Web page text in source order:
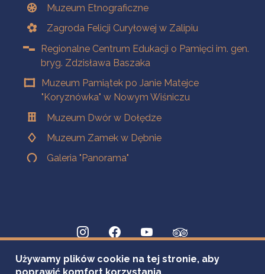
Muzeum Etnograficzne
Zagroda Felicji Curyłowej w Zalipiu
Regionalne Centrum Edukacji o Pamięci im. gen.
bryg. Zdzisława Baszaka
Muzeum Pamiątek po Janie Matejce
"Koryznówka" w Nowym Wiśniczu
Muzeum Dwór w Dołędze
Muzeum Zamek w Dębnie
Galeria "Panorama"
Używamy plików cookie na tej stronie, aby